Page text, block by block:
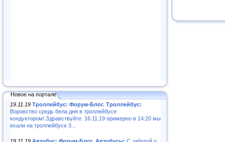
Новое на портале
19.11.19 Троллейбус: Форум-Блог. Троллейбус:
Воровство средь бела дня в троллейбусе
кондуктором!.Здравствуйте. 16.11.19 примерно в 14:20 мы
ехали на троллейбусе 3...
19.11.19 Автобус: Форум-Блог. Автобусы: С заботой о